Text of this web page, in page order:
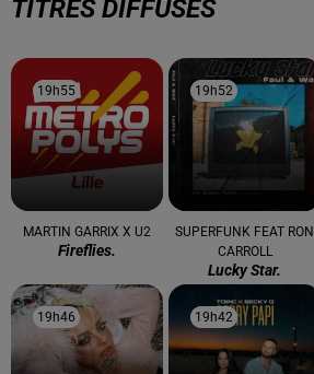
TITRES DIFFUSÉS
19h55
19h55
MARTIN GARRIX X U2
Fireflies.
19h52
19h52
SUPERFUNK FEAT RON
CARROLL
Lucky Star.
19h46
19h46 19h42
19h42